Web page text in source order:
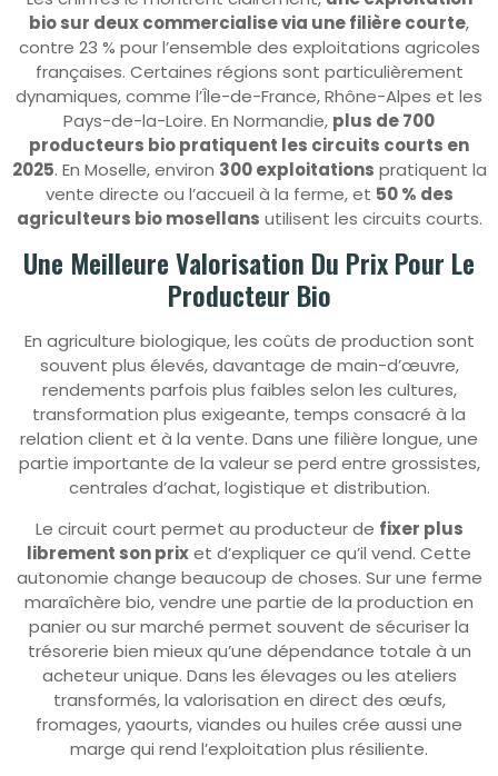
bio sur deux commercialise via une filière courte,
contre 23 % pour l’ensemble des exploitations agricoles
françaises. Certaines régions sont particulièrement
dynamiques, comme l’Île-de-France, Rhône-Alpes et les
Pays-de-la-Loire. En Normandie, plus de 700
producteurs bio pratiquent les circuits courts en
2025. En Moselle, environ 300 exploitations pratiquent la
vente directe ou l’accueil à la ferme, et 50 % des
agriculteurs bio mosellans utilisent les circuits courts.
Une Meilleure Valorisation Du Prix Pour Le
Producteur Bio
En agriculture biologique, les coûts de production sont
souvent plus élevés, davantage de main-d’œuvre,
rendements parfois plus faibles selon les cultures,
transformation plus exigeante, temps consacré à la
relation client et à la vente. Dans une filière longue, une
partie importante de la valeur se perd entre grossistes,
centrales d’achat, logistique et distribution.
Le circuit court permet au producteur de fixer plus
librement son prixet d’expliquer ce qu’il vend. Cette
autonomie change beaucoup de choses. Sur une ferme
maraîchère bio, vendre une partie de la production en
panier ou sur marché permet souvent de sécuriser la
trésorerie bien mieux qu’une dépendance totale à un
acheteur unique. Dans les élevages ou les ateliers
transformés, la valorisation en direct des œufs,
fromages, yaourts, viandes ou huiles crée aussi une
marge qui rend l’exploitation plus résiliente.